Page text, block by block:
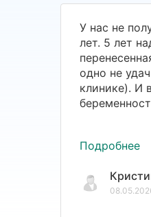
У нас не
лет. 5 лет
одно не
клинике). И
Подробнее